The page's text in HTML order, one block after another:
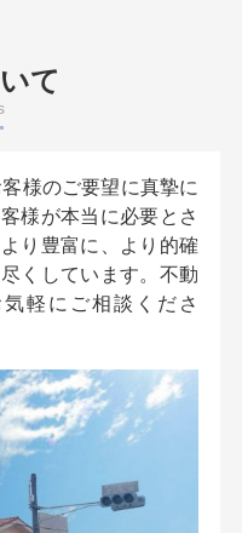
有の不動産を売却す
と思います。不動産
々にお声掛けくださ
サービスをご提供す
かさず、地域を走り
る不動産業者。それ
ポートです。
て
様のご要望に真摯に
様が本当に必要とさ
り豊富に、より的確
くしています。不動
軽にご相談くださ